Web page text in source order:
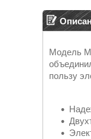
Модель
пользу